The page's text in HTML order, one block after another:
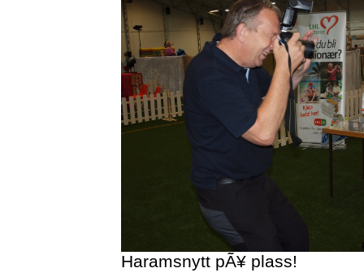
Haramsnytt pÃ¥ plass!